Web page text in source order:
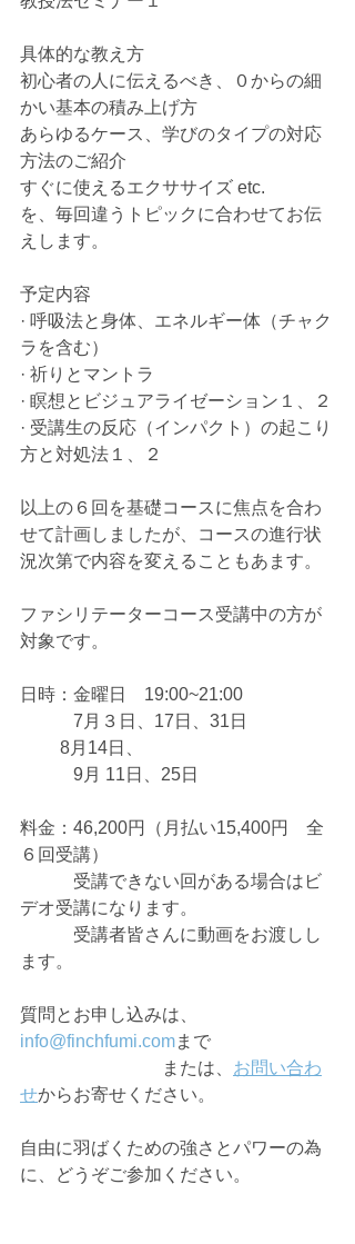
具体的な教え方
初心者の人に伝えるべき、０からの細
かい基本の積み上げ方
あらゆるケース、学びのタイプの対応
方法のご紹介
すぐに使えるエクササイズ etc.
を、毎回違うトピックに合わせてお伝
えします。
予定内容
· 呼吸法と身体、エネルギー体（チャク
ラを含む）
· 祈りとマントラ
· 瞑想とビジュアライゼーション１、２
· 受講生の反応（インパクト）の起こり
方と対処法１、２
以上の６回を基礎コースに焦点を合わ
せて計画しましたが、コースの進行状
況次第で内容を変えることもあます。
ファシリテーターコース受講中の方が
対象です。
日時：金曜日　19:00~21:00
7月３日、17日、31日
         8月14日、
9月 11日、25日
料金：46,200円（月払い15,400円　全
６回受講）
受講できない回がある場合はビ
デオ受講になります。
受講者皆さんに動画をお渡しし
ます。
質問とお申し込みは、
info@finchfumi.comまで
または、 お問い合わ
せからお寄せください。
自由に羽ばくための強さとパワーの為
に、どうぞご参加ください。